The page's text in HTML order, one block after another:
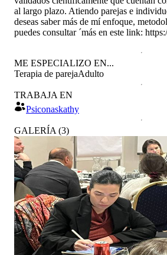
al largo plazo. Atiendo parejas e
deseas saber más de mí enfoque,
puedes consultar ´más en este link:
ME ESPECIALIZO EN...
Terapia de parejaAdulto
TRABAJA EN
Psiconaskathy
GALERÍA (3)